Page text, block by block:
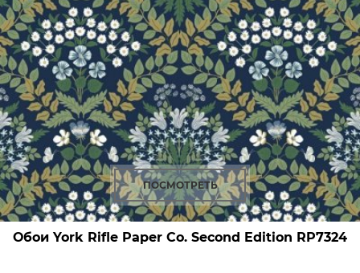
ПОСМОТРЕТЬ
Обои York Rifle Paper Co. Second Edition RP7324